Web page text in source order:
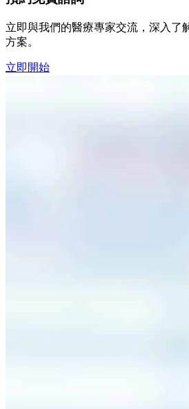
立即與我們的醫療專家交流，深入了
方案。
立即開始